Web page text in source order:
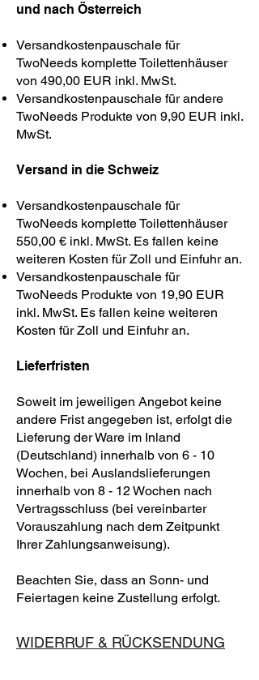
und nach Österreich
Versandkostenpauschale für
TwoNeeds komplette Toilettenhäuser
von 490,00 EUR inkl. MwSt.
Versandkostenpauschale für andere
TwoNeeds Produkte von 9,90 EUR inkl.
MwSt.
Versand in die Schweiz
Versandkostenpauschale für
TwoNeeds komplette Toilettenhäuser
550,00 € inkl. MwSt. Es fallen keine
weiteren Kosten für Zoll und Einfuhr an.
Versandkostenpauschale für
TwoNeeds Produkte von 19,90 EUR
inkl. MwSt. Es fallen keine weiteren
Kosten für Zoll und Einfuhr an.
Lieferfristen
Soweit im jeweiligen Angebot keine
andere Frist angegeben ist, erfolgt die
Lieferung der Ware im Inland
(Deutschland) innerhalb von 6 - 10
Wochen, bei Auslandslieferungen
innerhalb von 8 - 12 Wochen nach
Vertragsschluss (bei vereinbarter
Vorauszahlung nach dem Zeitpunkt
Ihrer Zahlungsanweisung).
Beachten Sie, dass an Sonn- und
Feiertagen keine Zustellung erfolgt.
WIDERRUF & RÜCKSENDUNG